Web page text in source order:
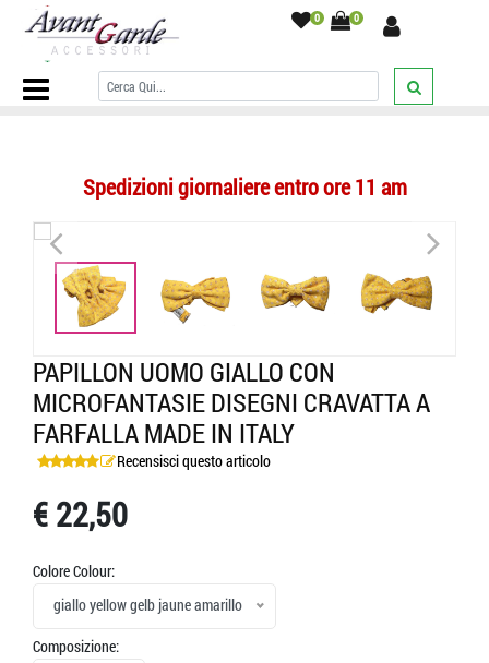
0 0
Home Page/PAPILLON/Fantasia con disegni/Papillon uomo
giallo con microfantasie disegni cravatta a farfalla made in italy/
Spedizioni giornaliere entro ore 11 am
< >
PAPILLON UOMO GIALLO CON
MICROFANTASIE DISEGNI CRAVATTA A
FARFALLA MADE IN ITALY
Recensisci questo articolo
€ 22,50
Colore Colour:
giallo yellow gelb jaune amarillo
Composizione: